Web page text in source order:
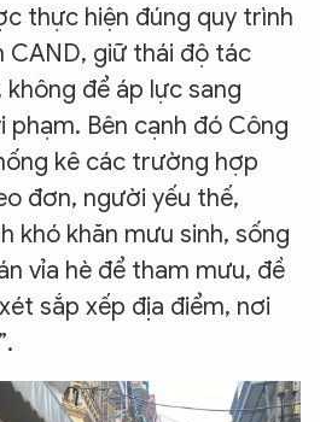
thực hiện đúng quy trình
CAND, giữ thái độ tác
để áp lực sang
phạm. Bên cạnh đó Công
kê các trường hợp
đơn, người yếu thế,
khó khăn mưu sinh, sống
vỉa hè để tham mưu, đề
sắp xếp địa điểm, nơi